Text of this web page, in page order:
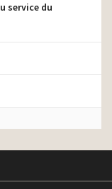
service du